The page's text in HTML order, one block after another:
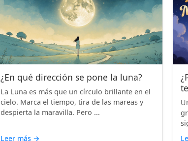
¿En qué dirección se pone la luna?
La Luna es más que un círculo brillante en el
cielo. Marca el tiempo, tira de las mareas y
despierta la maravilla. Pero ...
Leer más →